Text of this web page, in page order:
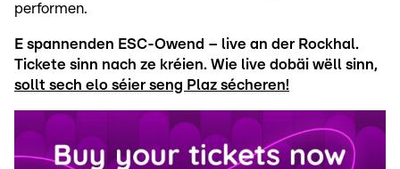
performen.
E spannenden ESC-Owend – live an der Rockhal.
Tickete sinn nach ze kréien. Wie live dobäi wëll sinn,
sollt sech elo séier seng Plaz sécheren!